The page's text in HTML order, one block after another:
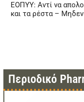
ΕΟΠΥΥ: Αντί να
και τα ρέστα –
Περιοδικό